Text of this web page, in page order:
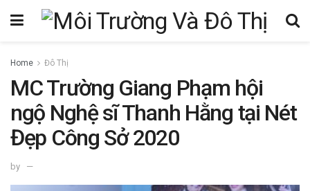
Home Đô Thị
MC Trường Giang Phạm hội
ngộ Nghệ sĩ Thanh Hằng tại Nét
Đẹp Công Sở 2020
by